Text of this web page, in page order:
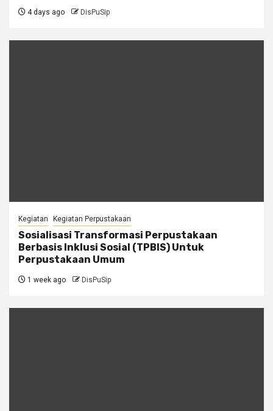
4 days ago DisPuSip
Kegiatan Kegiatan Perpustakaan
Sosialisasi Transformasi Perpustakaan
Berbasis Inklusi Sosial (TPBIS) Untuk
Perpustakaan Umum
1 week ago DisPuSip